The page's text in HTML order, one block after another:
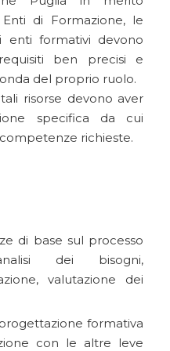
di Formazione, le
enti formativi devono
ben precisi e
del proprio ruolo.
risorse devono aver
specifica da cui
richieste.
di base sul processo
dei bisogni,
valutazione dei
formativa
con le altre leve